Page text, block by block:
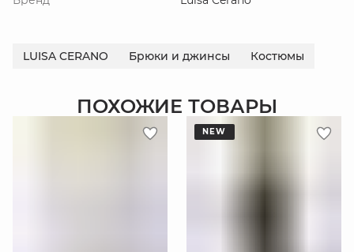
LUISA CERANO Брюки и джинсы Костюмы
ПОХОЖИЕ ТОВАРЫ
NEW